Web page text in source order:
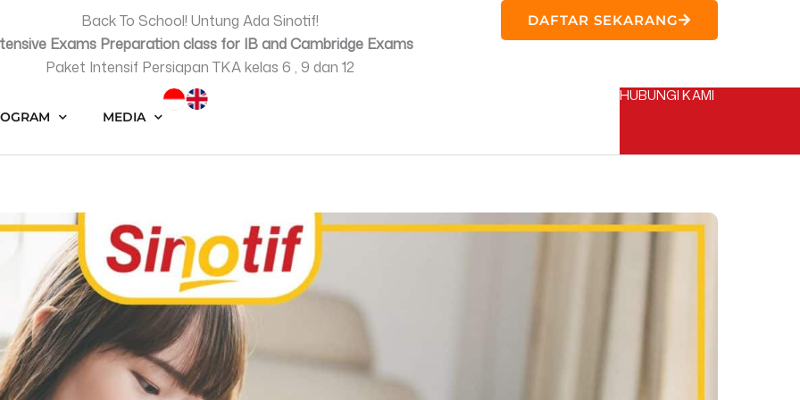
Back To School! Untung Ada Sinotif!
Exams Preparation class for IB and Cambridge Exams
Paket Intensif Persiapan TKA kelas 6 , 9 dan 12
DAFTAR SEKARANG
MEDIA
HUBUNGI KAMI